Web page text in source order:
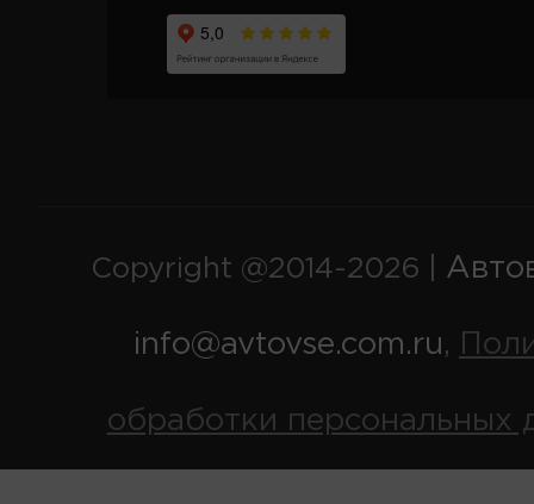
Copyright @2014-2026 |
info@avtovse.com.ru,
обработки персональных